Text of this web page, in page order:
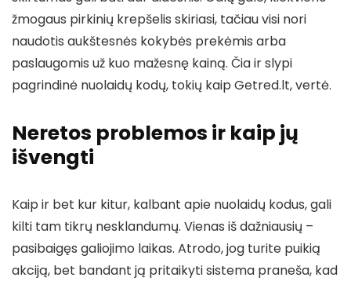
žmogaus pirkinių krepšelis skiriasi, tačiau visi nori
naudotis aukštesnės kokybės prekėmis arba
paslaugomis už kuo mažesnę kainą. Čia ir slypi
pagrindinė nuolaidų kodų, tokių kaip Getred.lt, vertė.
Neretos problemos ir kaip jų
išvengti
Kaip ir bet kur kitur, kalbant apie nuolaidų kodus, gali
kilti tam tikrų nesklandumų. Vienas iš dažniausių –
pasibaigęs galiojimo laikas. Atrodo, jog turite puikią
akciją, bet bandant ją pritaikyti sistema praneša, kad